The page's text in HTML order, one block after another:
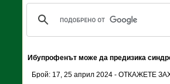
Ибупрофенът може да предизика
Брой: 17, 25 април 2024 - ОТКАЖЕТЕ